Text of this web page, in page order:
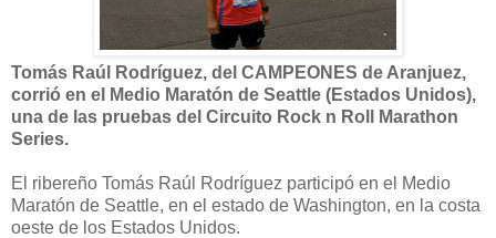
Tomás Raúl Rodríguez, del CAMPEONES de Aranjuez,
corrió en el Medio Maratón de Seattle (Estados Unidos),
una de las pruebas del Circuito Rock n Roll Marathon
Series.
El ribereño Tomás Raúl Rodríguez participó en el Medio
Maratón de Seattle, en el estado de Washington, en la costa
oeste de los Estados Unidos.